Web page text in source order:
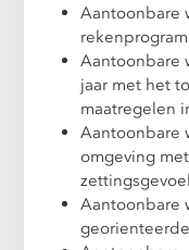
Aantoonbare
Aantoonbare
jaar met het
maatregelen
Aantoonbare
omgeving
Aantoonbare